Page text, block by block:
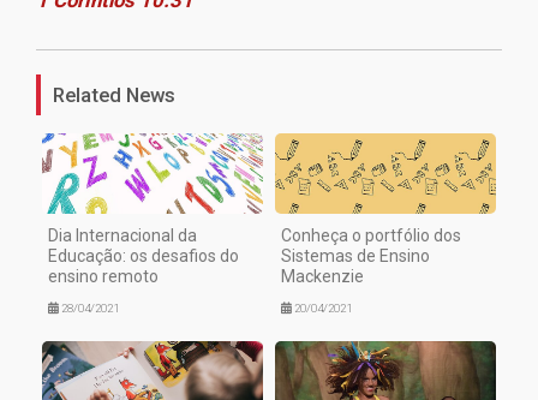
Related News
Dia Internacional da
Educação: os desafios do
ensino remoto
28/04/2021
Conheça o portfólio dos
Sistemas de Ensino
Mackenzie
20/04/2021